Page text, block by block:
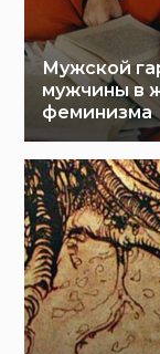
Мужской
мужчины в
феминизма